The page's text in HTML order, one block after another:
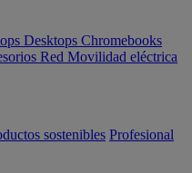
Desktops Chromebooks
Red Movilidad eléctrica
sostenibles Profesional